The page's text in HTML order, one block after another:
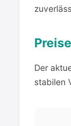
Der
stabilen